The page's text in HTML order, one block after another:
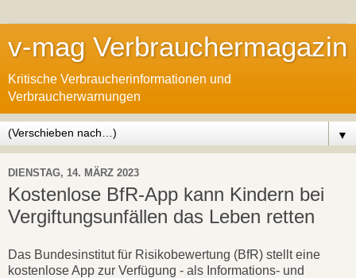
v-mag Verbrauchermagazin
Kritische Verbraucherinformationen und
Verbraucherwarnungen
▼
DIENSTAG, 14. MÄRZ 2023
Kostenlose BfR-App kann Kindern bei
Vergiftungsunfällen das Leben retten
Das Bundesinstitut für Risikobewertung (BfR) stellt eine
kostenlose App zur Verfügung - als Informations- und